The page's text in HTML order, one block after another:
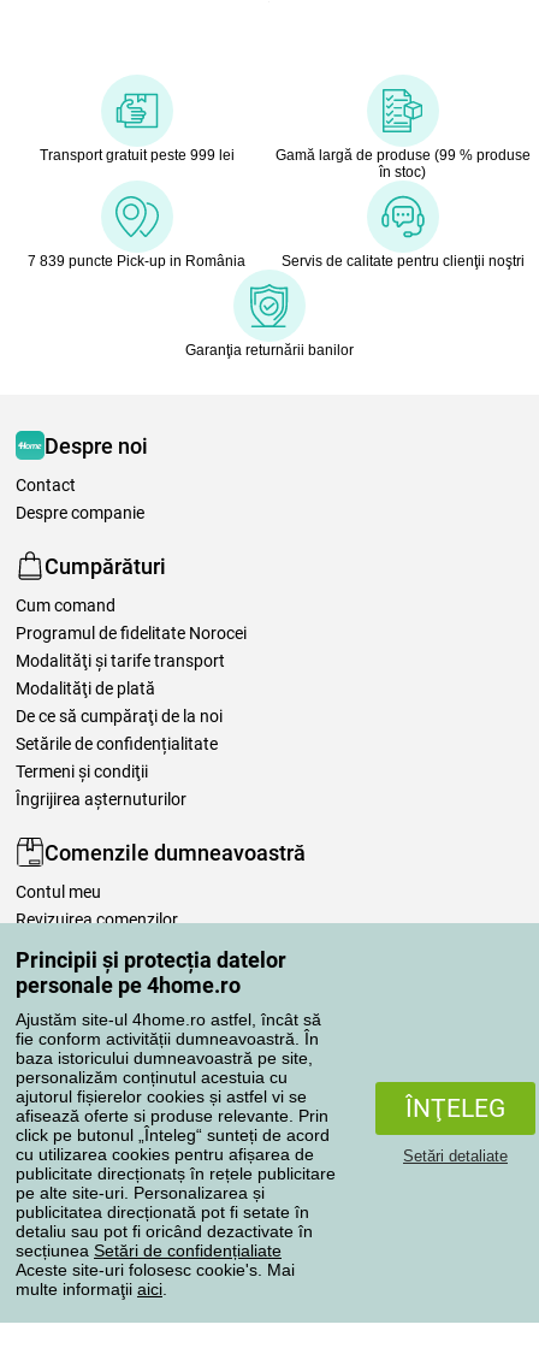
Principii și protecția datelor
personale pe 4home.ro
Ajustăm site-ul 4home.ro astfel, încât să
fie conform activității dumneavoastră. În
baza istoricului dumneavoastră pe site,
personalizăm conținutul acestuia cu
ajutorul fișierelor cookies și astfel vi se
afisează oferte si produse relevante. Prin
click pe butonul „Înteleg“ sunteți de acord
cu utilizarea cookies pentru afișarea de
publicitate direcționatș în rețele publicitare
pe alte site-uri. Personalizarea și
publicitatea direcționată pot fi setate în
detaliu sau pot fi oricând dezactivate în
secțiunea Setări de confidențialiate
Aceste site-uri folosesc cookie's. Mai
multe informaţii aici
ÎNŢELEG
Setări detaliate
Transport gratuit peste 999 lei
Gamă largă de produse (99 % produse
în stoc)
7 839 puncte Pick-up in România Servis de calitate pentru clienţii noştri
Garanţia returnării banilor
Despre noi
Contact
Despre companie
Cumpărături
Cum comand
Programul de fidelitate Norocei
Modalităţi şi tarife transport
Modalităţi de plată
De ce să cumpăraţi de la noi
Setările de confidențialitate
Termeni şi condiţii
Îngrijirea așternuturilor
Comenzile dumneavoastră
Contul meu
Revizuirea comenzilor
Reclamaţii
Retragere de la contract
Regulile de procesare a recenziilor
Metode de transport
Metode de plată
Magazin de încredere